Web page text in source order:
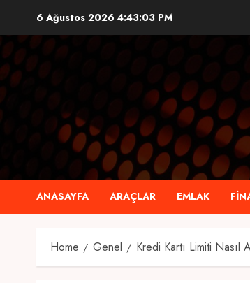
content
6 Ağustos 2026 4:43:04 PM
ANASAYFA ARAÇLAR EMLAK
Home Genel Kredi Kartı Limiti Nasıl